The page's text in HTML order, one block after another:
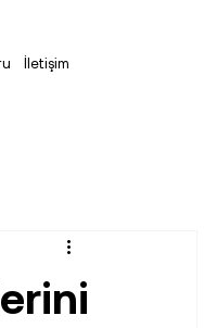
İletişim